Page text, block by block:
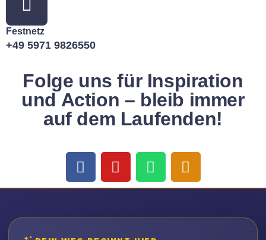
Festnetz
+49 5971 9826550
Folge uns für Inspiration
und Action – bleib immer
auf dem Laufenden!